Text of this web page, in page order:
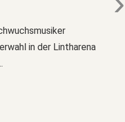
in der Lintharena